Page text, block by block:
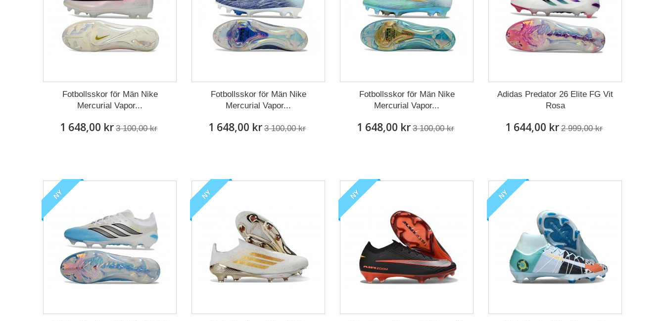
Fotbollsskor för Män Nike
Mercurial Vapor...
1 648,00 kr 3 100,00 kr
Fotbollsskor för Män Nike
Mercurial Vapor...
1 648,00 kr 3 100,00 kr
Fotbollsskor för Män Nike
Mercurial Vapor...
1 648,00 kr 3 100,00 kr
Adidas Predator 26 Elite FG Vit
Rosa
1 644,00 kr 2 999,00 kr
NY NY NY NY